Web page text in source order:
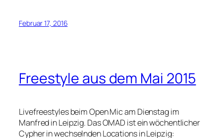
Februar 17, 2016
Freestyle aus dem Mai 2015
Livefreestyles beim Open Mic am Dienstag im
Manfred in Leipzig. Das OMAD ist ein wöchentlicher
Cypher in wechselnden Locations in Leipzig: